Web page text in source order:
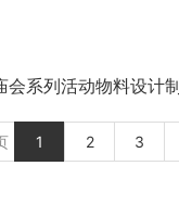
系列活动物料设计
1 2 3